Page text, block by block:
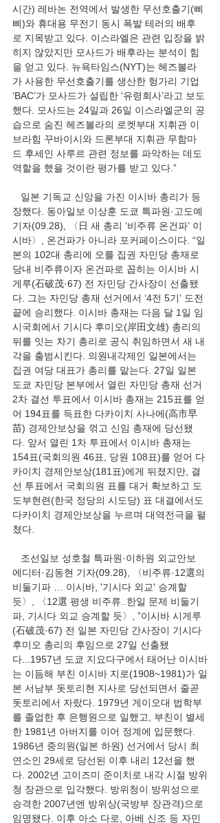
시간) 레바논 전역에서 발생한 무선호출기(삐
삐)와 휴대용 무전기 동시 폭발 테러의 배후
로 지목받고 있다. 이스라엘은 관련 입장을 밝
히지 않았지만 모사드가 배후라는 분석이 힘
을 얻고 있다. 뉴욕타임스(NYT)는 헤즈볼라
가 사용한 무선호출기를 생산한 헝가리 기업
‘BAC’가 모사드가 설립한 ‘유령회사’라고 보도
했다. 모사드는 24일과 26일 이스라엘군의 공
습으로 숨진 헤즈볼라의 로켓부대 지휘관 이
브라힘 꾸바이시와 드론부대 지휘관 무함마
드 후세인 사루르 관련 정보를 파악하는 데도
역할을 했을 것이란 평가를 받고 있다.”
일본 기독교 신앙을 가진 이시바 총리가 등
장했다. 동아일보 이상훈 도쿄 특파원·고도예
기자(09.28), 〈日 새 총리 ‘비주류 온건파’ 이
시바〉, 온건파가 아니라 포커페이스이다. “일
본의 102대 총리에 오를 집권 자민당 총재로
당내 비주류이자 온건파로 꼽히는 이시바 시
게루(石破茂·67) 전 자민당 간사장이 선출됐
다. 그는 자민당 총재 선거에서 ‘4전 5기’ 도전
끝에 승리했다. 이시바 총재는 다음 달 1일 임
시국회에서 기시다 후미오(岸田文雄) 총리의
뒤를 잇는 차기 총리로 공식 취임하면서 새 내
각을 출범시킨다. 의원내각제인 일본에서는
집권 여당 대표가 총리를 맡는다. 27일 일본
도쿄 자민당 본부에서 열린 자민당 총재 선거
2차 결선 투표에서 이시바 총재는 215표를 얻
어 194표를 득표한 다카이치 사나에(高市早
苗) 경제안보상을 꺾고 신임 총재에 당선됐
다. 앞서 열린 1차 투표에서 이시바 총재는
154표(국회의원 46표, 당원 108표)를 얻어 다
카이치 경제안보상(181표)에게 뒤졌지만, 결
선 투표에서 국회의원 표를 대거 확보하고 도
도부현련(한국 정당의 시도당) 표 대결에서도
다카이치 경제안보상을 누르며 대역전극을 펼
쳤다.
조선일보 성호철 특파원·이하원 외교안보
에디터·김동현 기자(09.28), 〈비주류·12選의
비둘기파 … 이시바, '기시다 외교' 승계할
듯〉, 〈12選 평생 비주류..한일 문제 비둘기
파, 기시다 외교 승계할 듯〉, ”이시바 시게루
(石破茂·67) 전 일본 자민당 간사장이 기시다
후미오 총리의 후임으로 27일 선출됐
다...1957년 도쿄 지요다구에서 태어난 이시바
는 이듬해 부친 이시바 지로(1908~1981)가 일
본 서남부 돗토리현 지사로 당선되면서 줄곧
돗토리에서 자랐다. 1979년 게이오대 법학부
를 졸업한 후 은행원으로 일했고, 부친이 별세
한 1981년 아버지를 이어 정계에 입문했다.
1986년 중의원(일본 하원) 선거에서 당시 최
연소인 29세로 당선된 이후 내리 12선을 했
다. 2002년 고이즈미 준이치로 내각 시절 방위
청 장관으로 입각했다. 방위청이 방위성으로
승격한 2007년엔 방위상(국방부 장관격)으로
임명됐다. 이후 아소 다로, 아베 신조 등 자민